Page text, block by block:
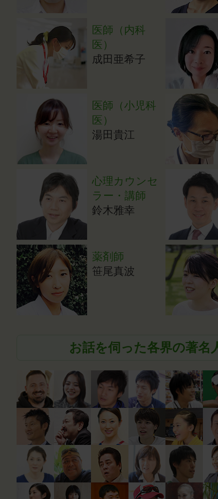
医師（内科
医）
成田亜希子
医師（小児科
医）
湯田貴江
心理カウンセ
ラー・講師
鈴木雅幸
薬剤師
笹尾真波
お話を伺った各界の著名